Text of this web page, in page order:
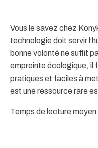
Vous le savez chez
technologie doit servir
bonne volonté ne suffit
empreinte écologique, il
pratiques et faciles à
est une ressource rare
Temps de lecture moyen